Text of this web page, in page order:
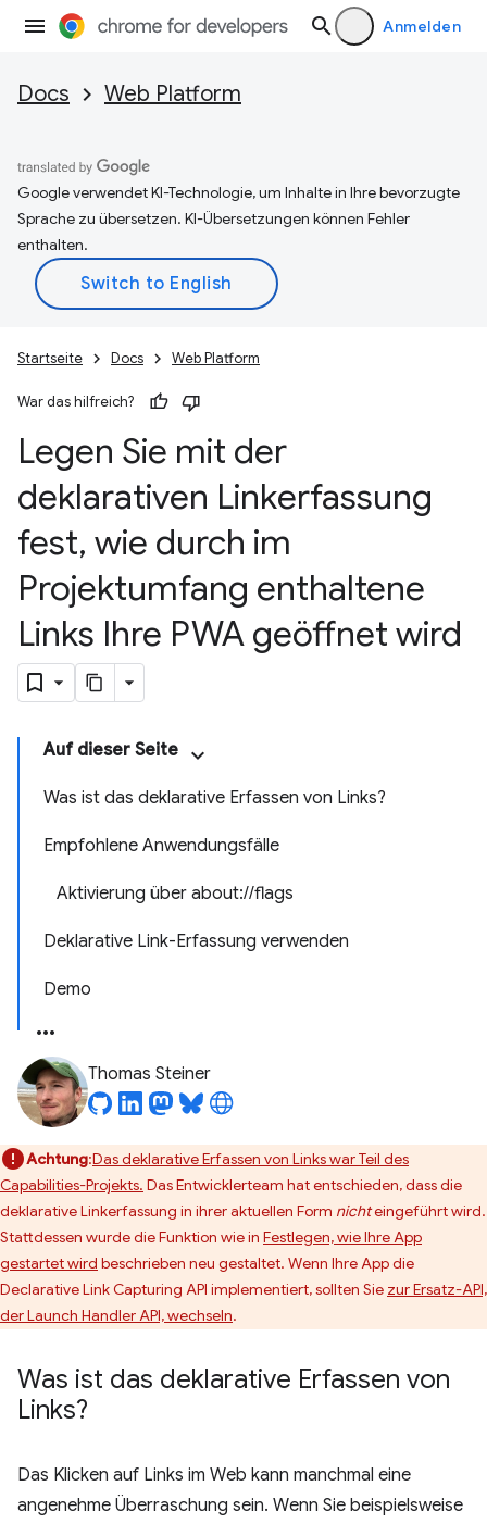
Anmelden
Docs Web Platform
Google verwendet KI-Technologie, um Inhalte in Ihre bevorzugte
Sprache zu übersetzen. KI-Übersetzungen können Fehler
enthalten.
Startseite Docs Web Platform
War das hilfreich?
Legen Sie mit der
deklarativen Linkerfassung
fest, wie durch im
Projektumfang enthaltene
Links Ihre PWA geöffnet wird
Auf dieser Seite
Was ist das deklarative Erfassen von Links?
Empfohlene Anwendungsfälle
Aktivierung über about://flags
Deklarative Link-Erfassung verwenden
Demo
Thomas Steiner
Achtung:Das deklarative Erfassen von Links war Teil des
Capabilities-Projekts. Das Entwicklerteam hat entschieden, dass die
deklarative Linkerfassung in ihrer aktuellen Form nichteingeführt wird.
Stattdessen wurde die Funktion wie in Festlegen, wie Ihre App
gestartet wird beschrieben neu gestaltet. Wenn Ihre App die
Declarative Link Capturing API implementiert, sollten Sie zur Ersatz-API,
der Launch Handler API, wechseln.
Was ist das deklarative Erfassen von
Links?
Das Klicken auf Links im Web kann manchmal eine
angenehme Überraschung sein. Wenn Sie beispielsweise